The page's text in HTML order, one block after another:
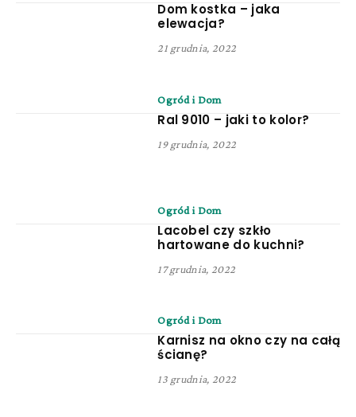
Dom kostka – jaka
elewacja?
21 grudnia, 2022
Ogród i Dom
Ral 9010 – jaki to kolor?
19 grudnia, 2022
Ogród i Dom
Lacobel czy szkło
hartowane do kuchni?
17 grudnia, 2022
Ogród i Dom
Karnisz na okno czy na całą
ścianę?
13 grudnia, 2022